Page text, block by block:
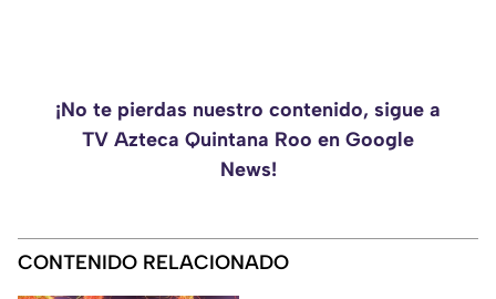
¡No te pierdas nuestro contenido, sigue a
TV Azteca Quintana Roo en Google
News!
CONTENIDO RELACIONADO